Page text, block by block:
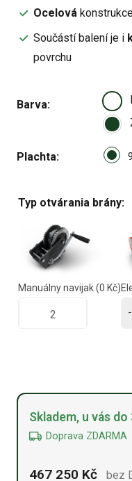
Ocelová
Součástí balení je i
povrchu
Barva
Plachta
Typ otvárania brány:
Manuálny navijak(0 Kč)
-
Alternative:
Skladem, u vás
Doprava ZDARMA
467 250 Kč bez